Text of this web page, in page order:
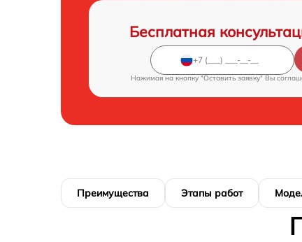
Бесплатная
Нажимая на кнопку "Оставить заявку" Вы
Преимущества Этапы работ